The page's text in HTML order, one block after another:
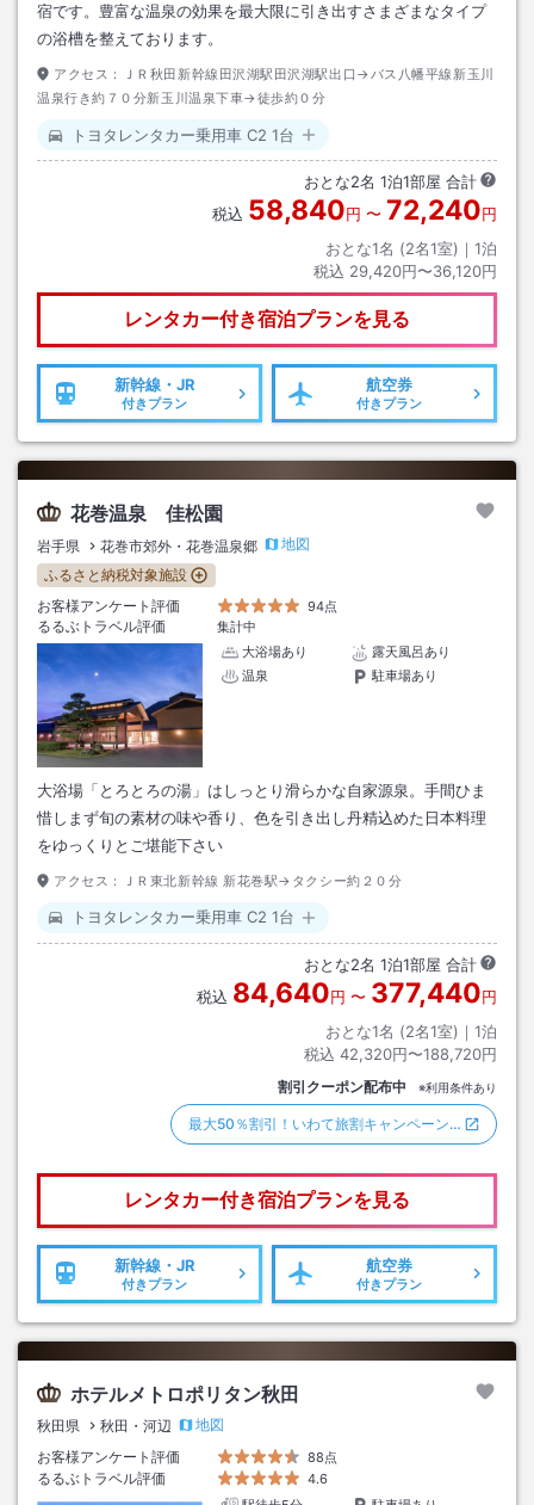
宿です。豊富な温泉の効果を最大限に引き出すさまざまなタイプ
の浴槽を整えております。
アクセス：
ＪＲ秋田新幹線田沢湖駅田沢湖駅出口→バス八幡平線新玉川
温泉行き約７０分新玉川温泉下車→徒歩約０分
トヨタレンタカー乗用車 C2 1台
おとな2名 1泊1部屋 合計
税込 58,840円 〜 72,240円
おとな1名 (2名1室)｜ 1泊
税込 29,420円〜36,120円
レンタカー付き宿泊プランを見る
新幹線・JR
付きプラン
航空券
付きプラン
花巻温泉 佳松園
岩手県 花巻市郊外・花巻温泉郷
地図
ふるさと納税対象施設
お客様アンケート評価
94点
るるぶトラベル評価
集計中
大浴場あり
露天風呂あり
温泉
駐車場あり
大浴場「とろとろの湯」はしっとり滑らかな自家源泉。手間ひま
惜しまず旬の素材の味や香り、色を引き出し丹精込めた日本料理
をゆっくりとご堪能下さい
アクセス： ＪＲ東北新幹線 新花巻駅→タクシー約２０分
トヨタレンタカー乗用車 C2 1台
おとな2名 1泊1部屋 合計
税込 84,640円 〜 377,440円
おとな1名 (2名1室)｜ 1泊
税込 42,320円〜188,720円
割引クーポン配布中 ※利用条件あり
最大50％割引！いわて旅割キャンペーン…
レンタカー付き宿泊プランを見る
新幹線・JR
付きプラン
航空券
付きプラン
ホテルメトロポリタン秋田
秋田県 秋田・河辺
地図
お客様アンケート評価
88点
るるぶトラベル評価
4.6